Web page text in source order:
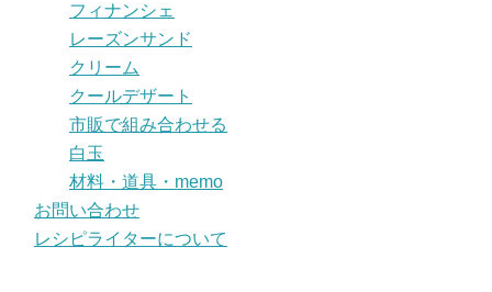
フィナンシェ
レーズンサンド
クリーム
クールデザート
市販で組み合わせる
白玉
材料・道具・memo
お問い合わせ
レシピライターについて